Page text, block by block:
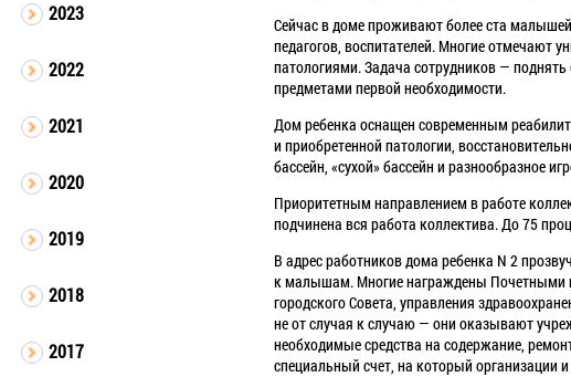
2023
2022
2021
2020
2019
2018
2017
Сейчас в доме проживают более ста
педагогов, воспитателей. Многие отмечают
патологиями. Задача сотрудников —
предметами первой необходимости.
Дом ребенка оснащен современным
и приобретенной патологии,
бассейн, «сухой» бассейн и разнообразное
Приоритетным направлением в работе
подчинена вся работа коллектива. До 75
В адрес работников дома ребенка N 2
к малышам. Многие награждены Почетными
городского Совета, управления
не от случая к случаю — они оказывают
необходимые средства на содержание,
специальный счет, на который организации